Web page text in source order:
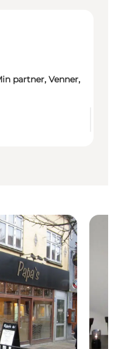
partner, Venner,